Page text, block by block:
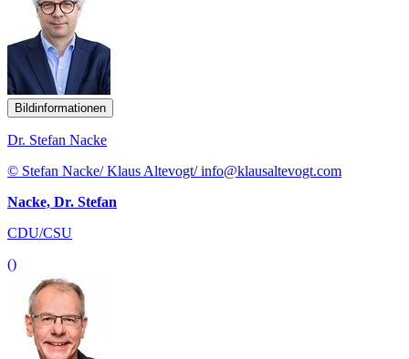
Bildinformationen
Dr. Stefan Nacke
© Stefan Nacke/ Klaus Altevogt/ info@klausaltevogt.com
Nacke, Dr. Stefan
CDU/CSU
()